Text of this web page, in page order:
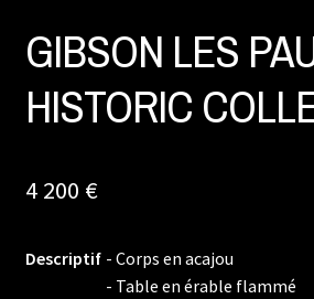
GIBSON LES
HISTORIC
4 200 €
Descriptif - Corps en acajou
- Table en érable flammé